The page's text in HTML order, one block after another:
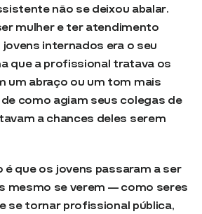
não se deixou abalar.
mulher e ter atendimento
internados era o seu
que a profissional tratava os
um abraço ou um tom mais
como agiam seus colegas de
a chances deles serem
é que os jovens passaram a ser
mesmo se verem — como seres
se tornar profissional pública,